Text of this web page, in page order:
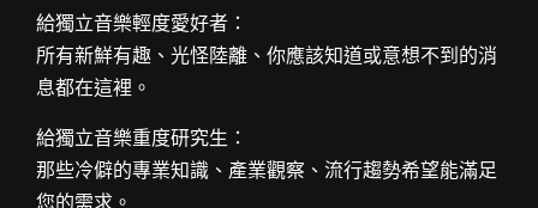
給獨立音樂輕度愛好者：
所有新鮮有趣、光怪陸離、你應該知道或意想不到的消
息都在這裡。
給獨立音樂重度研究生：
那些冷僻的專業知識、產業觀察、流行趨勢希望能滿足
您的需求。